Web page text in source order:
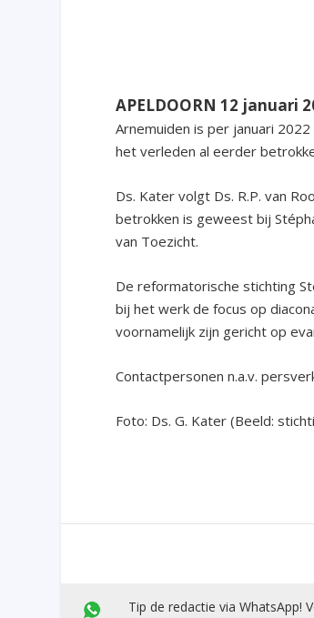
APELDOORN 12 januari
Arnemuiden is per januari
het verleden al eerder
Ds. Kater volgt Ds. R.P. van
betrokken is geweest bij
van Toezicht.
De reformatorische stichting
bij het werk de focus op
voornamelijk zijn gericht op
Contactpersonen n.a.v.
Foto: Ds. G. Kater (Beeld:
Tip de redactie via WhatsApp!